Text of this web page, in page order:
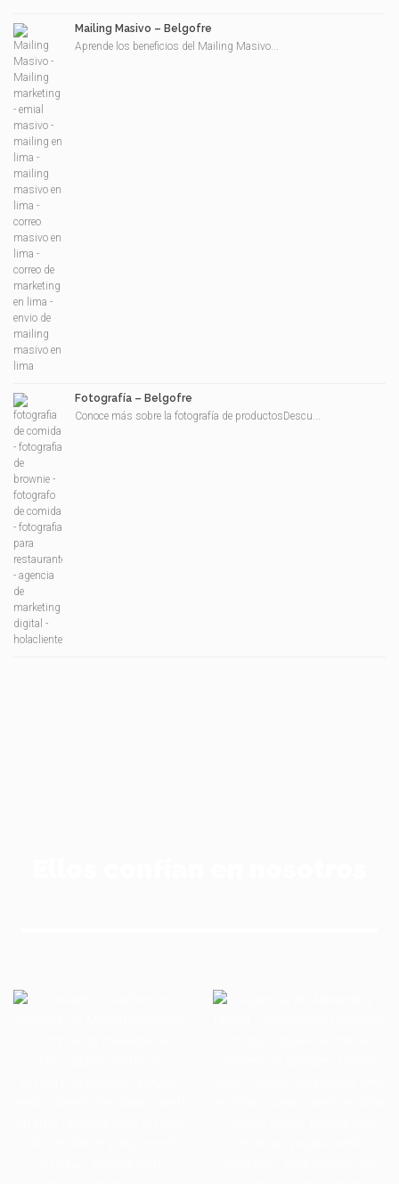
Mailing Masivo – Belgofre
Aprende los beneficios del Mailing Masivo...
Fotografía – Belgofre
Conoce más sobre la fotografía de productosDescu...